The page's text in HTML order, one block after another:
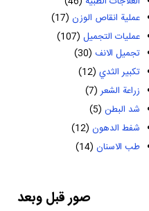
عملية انقاص الوزن(17)
عمليات التجميل(107)
تجميل الانف (30)
تكبير الثدي(12)
زراعة الشعر(7)
شد البطن(5)
شفط الدهون(12)
طب الاسنان(14)
صور قبل وبعد